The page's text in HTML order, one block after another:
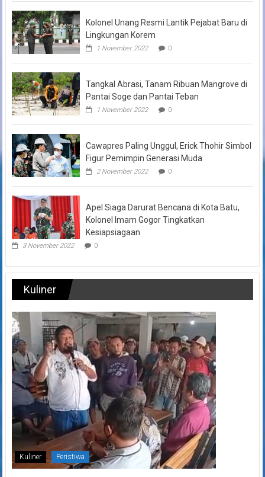
Kolonel Unang Resmi Lantik Pejabat Baru di
Lingkungan Korem
1 November 2022 0
Tangkal Abrasi, Tanam Ribuan Mangrove di
Pantai Soge dan Pantai Teban
1 November 2022 0
Cawapres Paling Unggul, Erick Thohir Simbol
Figur Pemimpin Generasi Muda
2 November 2022 0
Apel Siaga Darurat Bencana di Kota Batu,
Kolonel Imam Gogor Tingkatkan
Kesiapsiagaan
3 November 2022 0
Kuliner
Kuliner Peristiwa